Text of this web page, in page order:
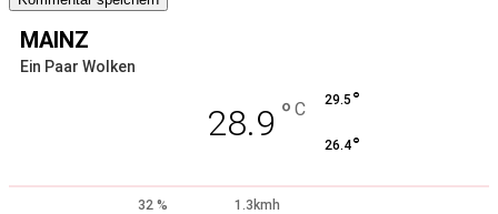
MAINZ
Ein Paar Wolken
28.9 ° C 29.5 °
26.4°
32 %
1.3kmh